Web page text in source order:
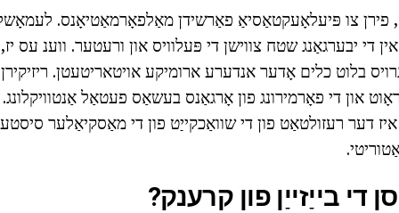
צו פּיעלאָעקטאַסיאַ פאַרשידן מאַלפאָרמאַטיאָנס.
אין די יבערגאַנג שטח צווישן די פּעלוויס און ורעטער. ווענ עס
בלוט כלים אָדער אנדערע ארומיקע אויטאריטעטן.
און די פאָרמירונג פון אָרגאַנס בעשאַס פעטאַל
דער רעזולטאַט פון די שוואַכקייַט פון די מאַסקיאַלער
די בייַזייַן פון קרענק?